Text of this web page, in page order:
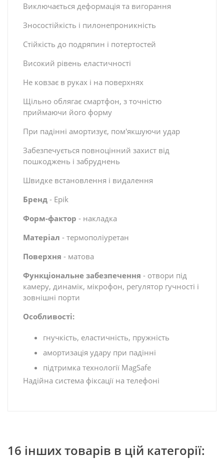
Виключається деформацiя та вигорання
Зносостійкість і пилонепроникність
Стійкість до подряпин і потертостей
Високий рівень еластичності
Не ковзає в руках і на поверхнях
Щільно облягає смартфон, з точністю
приймаючи його форму
При падінні амортизує, пом'якшуючи удар
Забезпечується повноцінний захист від
пошкоджень і забруднень
Швидке встановлення і видалення
Бренд - Epik
Форм-фактор - накладка
Матеріал - термополіуретан
Поверхня - матова
Функціональне забезпечення - отвори під
камеру, динамік, мікрофон, регулятор гучності і
зовнішні порти
Особливості:
гнучкість, еластичність, пружність
амортизація удару при падінні
підтримка технології MagSafe
Надійна система фіксації на телефоні
16 інших товарів в цій категорії: